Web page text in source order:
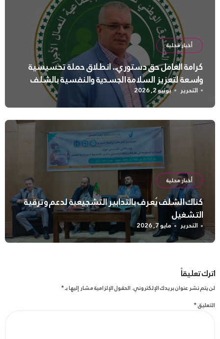
أخبار محلية
كرامة العامل حق دستوري.. انطلاق حملة تحسيسية
واسعة لتعزيز السلامة الجسدية والنفسية بالشلف
التحرير يونيو 2, 2026
أخبار محلية
كناك الشلف يُعرف بالتدابير التشجيعية لدعم وترقية
التشغيل
التحرير مايو 7, 2026
اترك تعليقاً
لن يتم نشر عنوان بريدك الإلكتروني.الحقول الإلزامية مشار إليها بـ*
التعليق*